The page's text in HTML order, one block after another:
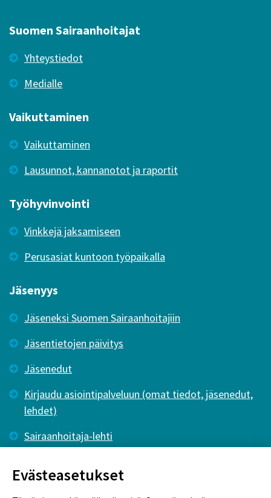
Suomen Sairaanhoitajat
Yhteystiedot
Medialle
Vaikuttaminen
Vaikuttaminen
Lausunnot, kannanotot ja raportit
Työhyvinvointi
Vinkkejä jaksamiseen
Perusasiat kuntoon työpaikalla
Jäsenyys
Jäseneksi Suomen Sairaanhoitajiin
Jäsentietojen päivitys
Jäsenedut
Kirjaudu asiointipalveluun (omat tiedot, jäsenedut,
lehdet)
Sairaanhoitaja-lehti
Evästeasetukset